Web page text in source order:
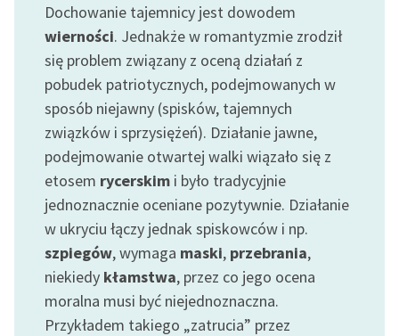
Informacja o treściach
wrażliwych
Deklaracja dostępności
Dochowanie tajemnicy jest dowodem
wierności. Jednakże w romantyzmie zrodził
się problem związany z oceną działań z
pobudek patriotycznych, podejmowanych w
sposób niejawny (spisków, tajemnych
związków i sprzysiężeń). Działanie jawne,
podejmowanie otwartej walki wiązało się z
etosem rycerskim i było tradycyjnie
jednoznacznie oceniane pozytywnie. Działanie
w ukryciu łączy jednak spiskowców i np.
szpiegów, wymaga maski, przebrania,
niekiedy kłamstwa, przez co jego ocena
moralna musi być niejednoznaczna.
Przykładem takiego „zatrucia” przez